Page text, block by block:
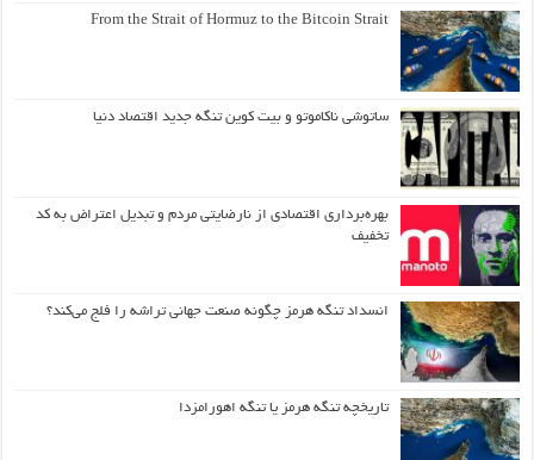
From the Strait of Hormuz to the Bitcoin Strait
ساتوشی ناکاموتو و بیت کوین تنگه جدید اقتصاد دنیا
بهره‌برداری اقتصادی از نارضایتی مردم و تبدیل اعتراض به کد
تخفیف
انسداد تنگه هرمز چگونه صنعت جهانی تراشه را فلج می‌کند؟
تاریخچه تنگه هرمز یا تنگه اهورامزدا